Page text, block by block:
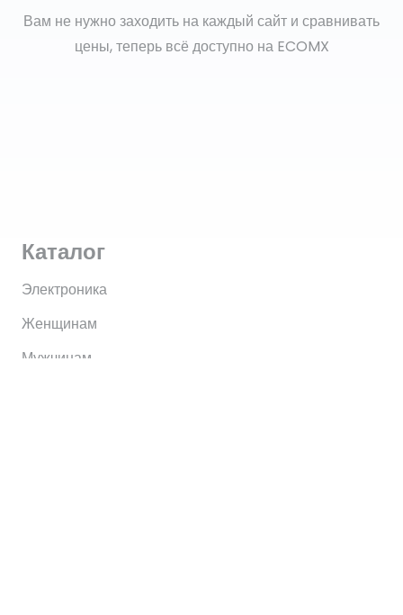
Вам не нужно заходить на каждый сайт и сравнивать
цены, теперь всё доступно на ECOMX
Каталог
Электроника
Женщинам
Мужчинам